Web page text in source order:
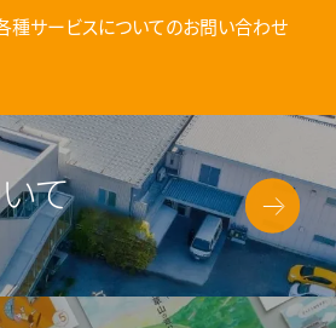
種サービスについてのお問い合わせ
て